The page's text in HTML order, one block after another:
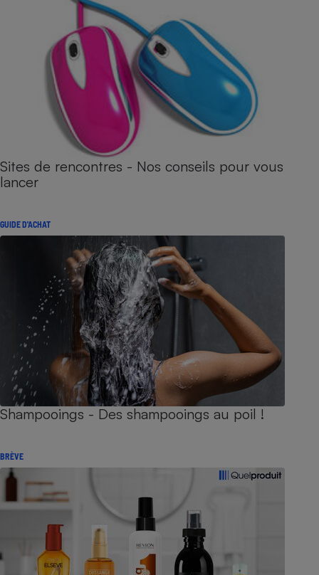
Sites de rencontres - Nos conseils pour vous
lancer
GUIDE D'ACHAT
Shampooings - Des shampooings au poil !
BRÈVE